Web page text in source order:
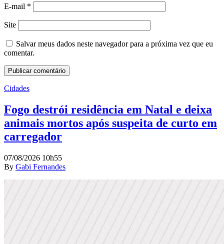
E-mail *
Site
Salvar meus dados neste navegador para a próxima vez que eu
comentar.
Cidades
Fogo destrói residência em Natal e deixa
animais mortos após suspeita de curto em
carregador
07/08/2026 10h55
By Gabi Fernandes